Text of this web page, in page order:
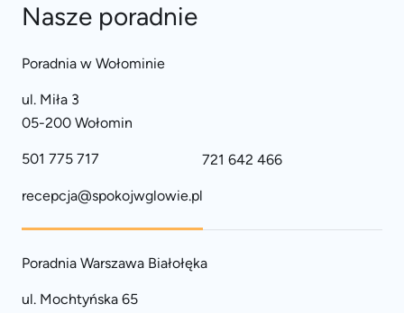
Nasze poradnie
Poradnia w Wołominie
ul. Miła 3
05-200 Wołomin
501 775 717 721 642 466
recepcja@spokojwglowie.pl
Poradnia Warszawa Białołęka
ul. Mochtyńska 65